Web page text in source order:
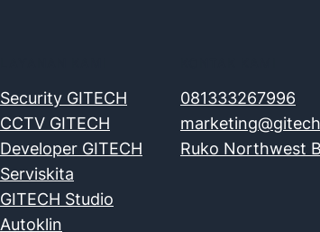
Security GITECH
CCTV GITECH
Developer GITECH
Serviskita
GITECH Studio
Autoklin
081333267996
Ruko Northwest